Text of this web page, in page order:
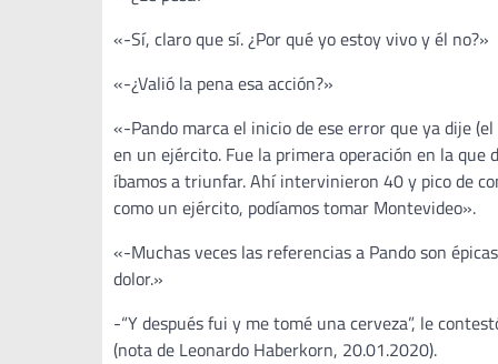
«-Sí, claro que sí. ¿Por qué yo estoy vivo y él no?»
«-¿Valió la pena esa acción?»
«-Pando marca el inicio de ese error que ya dije
en un ejército. Fue la primera operación en la
íbamos a triunfar. Ahí intervinieron 40 y pico de
como un ejército, podíamos tomar Montevideo».
«-Muchas veces las referencias a Pando son
dolor.»
-“Y después fui y me tomé una cerveza”, le
(nota de Leonardo Haberkorn, 20.01.2020).